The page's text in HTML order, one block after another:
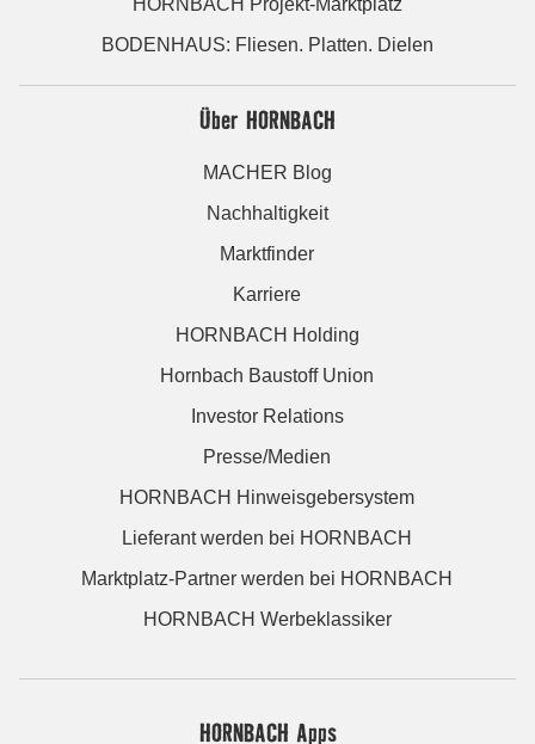
HORNBACH Projekt-Marktplatz
BODENHAUS: Fliesen. Platten. Dielen
Über HORNBACH
MACHER Blog
Nachhaltigkeit
Marktfinder
Karriere
HORNBACH Holding
Hornbach Baustoff Union
Investor Relations
Presse/Medien
HORNBACH Hinweisgebersystem
Lieferant werden bei HORNBACH
Marktplatz-Partner werden bei HORNBACH
HORNBACH Werbeklassiker
HORNBACH Apps